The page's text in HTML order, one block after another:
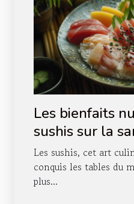
Les bienfaits
sushis sur la
Les sushis, cet art
conquis les tables du
plus...